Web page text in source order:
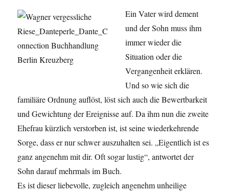
Ein Vater wird dement
undder Sohn muss ihm
immer wiederdie
Situation oder die
Vergangenheit erklären.
Und so wie sich die
familiäre Ordnung auflöst, löst sich auchdie Bewertbarkeit
und Gewichtung der Ereignisse auf.Da ihm nun die zweite
Ehefrau kürzlich verstorben ist, ist seinewiederkehrende
Sorge, dass er nur schwer auszuhalten sei. „Eigentlich ist es
ganz angenehm mit dir. Oft sogar lustig“, antwortet der
Sohn darauf mehrmals im Buch.
Es istdieserliebevolle,zugleich angenehm unheilige